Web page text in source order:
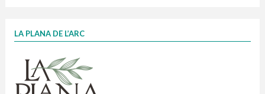
1 contenidors intel·ligents
Finançat per la Unió Europea – NextGenerationEU
LA PLANA DE L’ARC